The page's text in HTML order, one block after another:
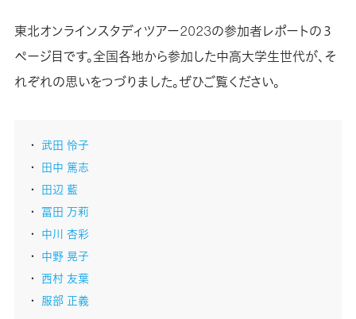
東北オンラインスタディツアー2023の参加者レポートの３
ページ目です。全国各地から参加した中高大学生世代が、そ
れぞれの思いをつづりました。ぜひご覧ください。
武田 怜子
田中 篤志
田辺 藍
冨田 万莉
中川 杏彩
中野 晃子
西村 友葉
服部 正義